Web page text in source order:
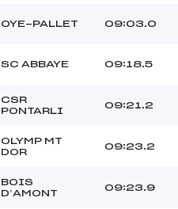
OYE-PALLET 09:03.0
SC ABBAYE 09:18.5
CSR
PONTARLI
09:21.2
OLYMP MT
DOR
09:23.2
BOIS
D’AMONT
09:23.9